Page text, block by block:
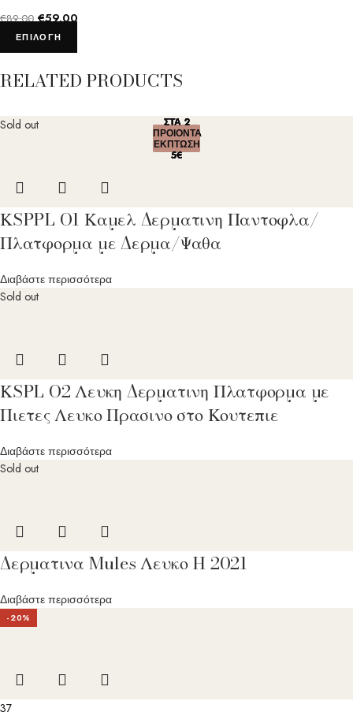
€89.00 €59.00
ΕΠΙΛΟΓΉ
RELATED PRODUCTS
Sold out ΣΤΑ 2
ΠΡΟΙΟΝΤΑ
ΕΚΠΤΩΣΗ
5€
ΚSPPL O1 Καμελ Δερματινη Παντοφλα/
Πλατφορμα με Δερμα/Ψαθα
Διαβάστε περισσότερα
Sold out
ΣΤΑ 2
ΠΡΟΙΟΝΤΑ
ΕΚΠΤΩΣΗ
5€
ΚSPL O2 Λευκη Δερματινη Πλατφορμα με
Πιετες Λευκο Πρασινο στο Κουτεπιε
Διαβάστε περισσότερα
Sold out
ΣΤΑ 2
ΠΡΟΙΟΝΤΑ
ΕΚΠΤΩΣΗ
5€
Δερματινα Mules Λευκο H 2021
Διαβάστε περισσότερα
-20%
ΣΤΑ 2
ΠΡΟΙΟΝΤΑ
ΕΚΠΤΩΣΗ
5€
37
ΣΤΑ 2
ΠΡΟΙΟΝΤΑ
ΕΚΠΤΩΣΗ
5€